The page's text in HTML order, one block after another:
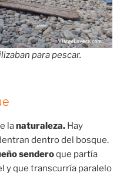
para pescar.
lanaturaleza. Hay
dentro del bosque.
senderoque partía
y que transcurría paralelo